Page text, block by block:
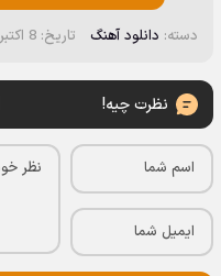
دسته: دانلود آهنگ تاریخ: 8 اکتبر 2024
نظرت چیه!